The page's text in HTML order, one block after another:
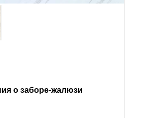
о заборе-жалюзи